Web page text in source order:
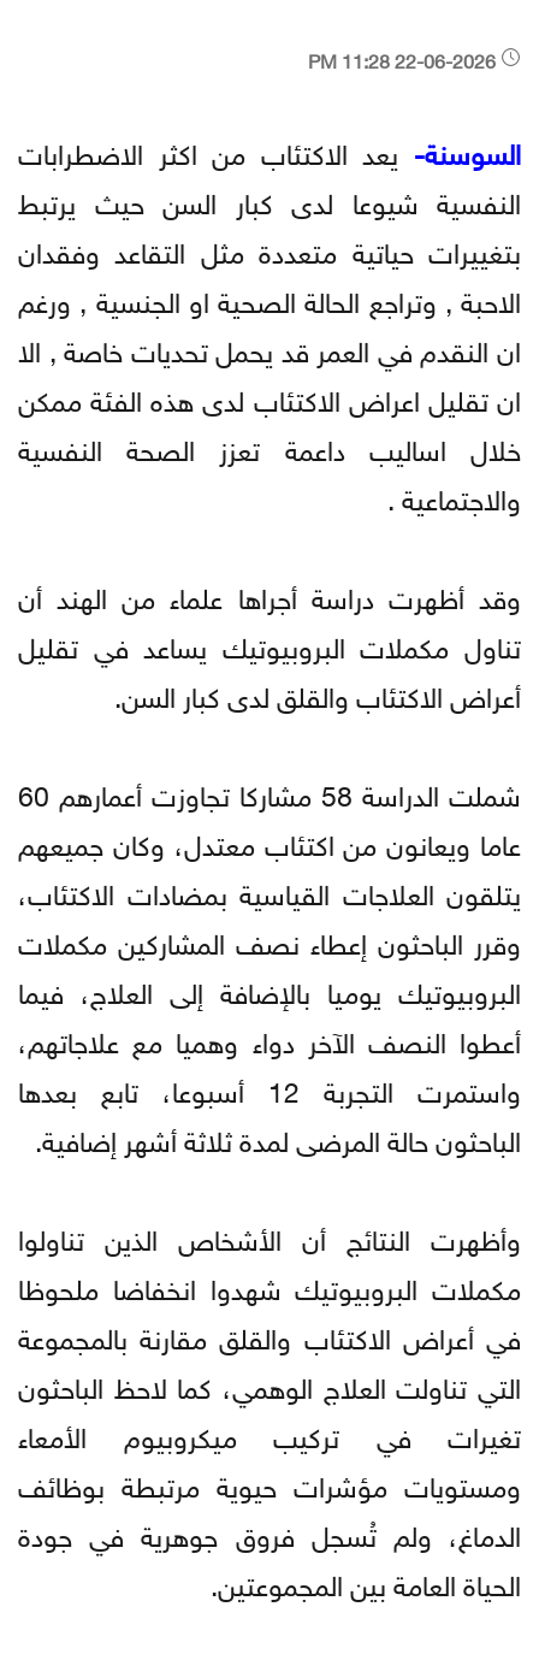
السوسنة- يعد الاكتئاب من اكثر الاضطرابات
النفسية شيوعا لدى كبار السن حيث يرتبط
بتغييرات حياتية متعددة مثل التقاعد وفقدان
الاحبة , وتراجع الحالة الصحية او الجنسية , ورغم
ان النقدم في العمر قد يحمل تحديات خاصة , الا
ان تقليل اعراض الاكتئاب لدى هذه الفئة ممكن
خلال اساليب داعمة تعزز الصحة النفسية
والاجتماعية .
وقد أظهرت دراسة أجراها علماء من الهند أن
تناول مكملات البروبيوتيك يساعد في تقليل
أعراض الاكتئاب والقلق لدى كبار السن.
شملت الدراسة 58 مشاركا تجاوزت أعمارهم 60
عاما ويعانون من اكتئاب معتدل، وكان جميعهم
يتلقون العلاجات القياسية بمضادات الاكتئاب،
وقرر الباحثون إعطاء نصف المشاركين مكملات
البروبيوتيك يوميا بالإضافة إلى العلاج، فيما
أعطوا النصف الآخر دواء وهميا مع علاجاتهم،
واستمرت التجربة 12 أسبوعا، تابع بعدها
الباحثون حالة المرضى لمدة ثلاثة أشهر إضافية.
وأظهرت النتائج أن الأشخاص الذين تناولوا
مكملات البروبيوتيك شهدوا انخفاضا ملحوظا
في أعراض الاكتئاب والقلق مقارنة بالمجموعة
التي تناولت العلاج الوهمي، كما لاحظ الباحثون
تغيرات في تركيب ميكروبيوم الأمعاء
ومستويات مؤشرات حيوية مرتبطة بوظائف
الدماغ، ولم تُسجل فروق جوهرية في جودة
الحياة العامة بين المجموعتين.